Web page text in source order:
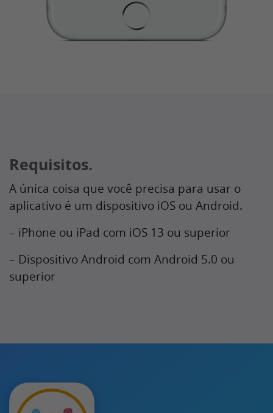
Requisitos.
A única coisa que você precisa para usar o
aplicativo é um dispositivo iOS ou Android.
– iPhone ou iPad com iOS 13 ou superior
– Dispositivo Android com Android 5.0 ou
superior